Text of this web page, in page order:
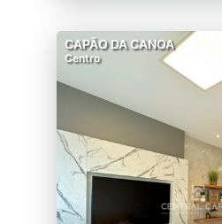
CAPÃO DA CANOA
Centro